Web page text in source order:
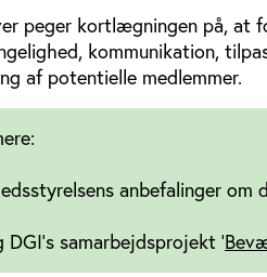
peger kortlægningen på, at
kommunikation,
af potentielle medlemmer.
anbefalinger
DGI's samarbejdsprojekt '